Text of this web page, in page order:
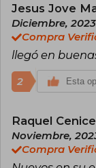
Jesus Jove
Diciembre, 2023
Compra
llegó en
2 Esta
Raquel
Noviembre,
Compra